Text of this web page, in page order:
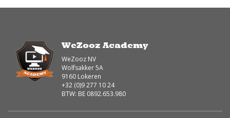
WeZooz Academy
WeZooz NV
Wolfsakker 5A
9160 Lokeren
+32 (0)9 277 10 24
BTW: BE 0892.653.980